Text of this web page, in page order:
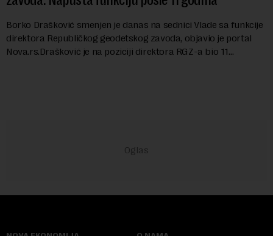
Borko Drašković smenjen je danas na sednici Vlade sa funkcije
direktora Republičkog geodetskog zavoda, objavio je portal
Nova.rs.Drašković je na poziciji direktora RGZ-a bio 11